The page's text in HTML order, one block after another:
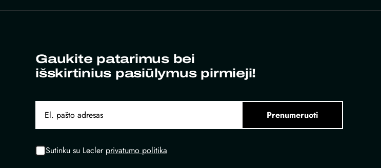
Gaukite patarimus bei
išskirtinius pasiūlymus pirmieji!
Prenumeruoti
Sutinku su Lecler privatumo politika